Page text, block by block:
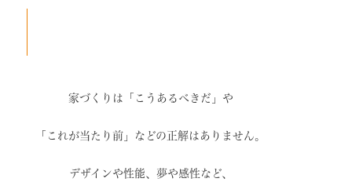
家づくりは「こうあるべきだ」や
「これが当たり前」などの正解はありません。
デザインや性能、夢や感性など、